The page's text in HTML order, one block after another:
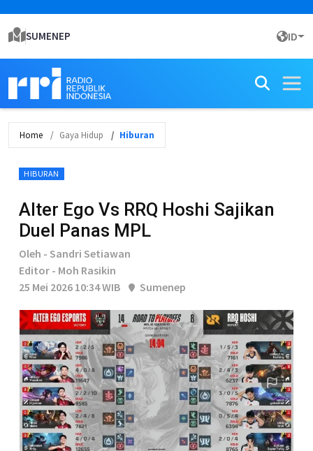
SUMENEP ID
Home Gaya Hidup Hiburan
HIBURAN
Alter Ego Vs RRQ Hoshi Sajikan
Duel Panas MPL
Oleh - Sandri Setiawan
Editor - Moh Rasikin
25 Mei 2026 10:34 WIB
Sumenep